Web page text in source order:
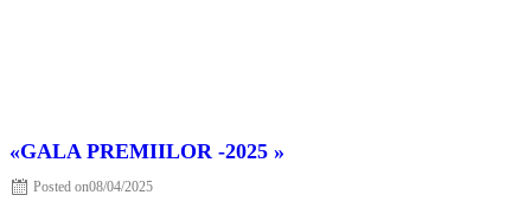
«GALA PREMIILOR -2025 »
Posted on08/04/2025